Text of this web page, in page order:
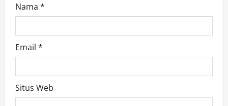
Nama *
Email *
Situs Web